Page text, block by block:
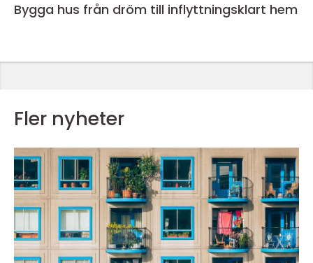
Bygga hus från dröm till inflyttningsklart hem
Fler nyheter